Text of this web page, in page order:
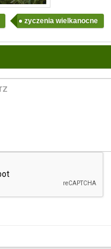
zyczenia wielkanocne